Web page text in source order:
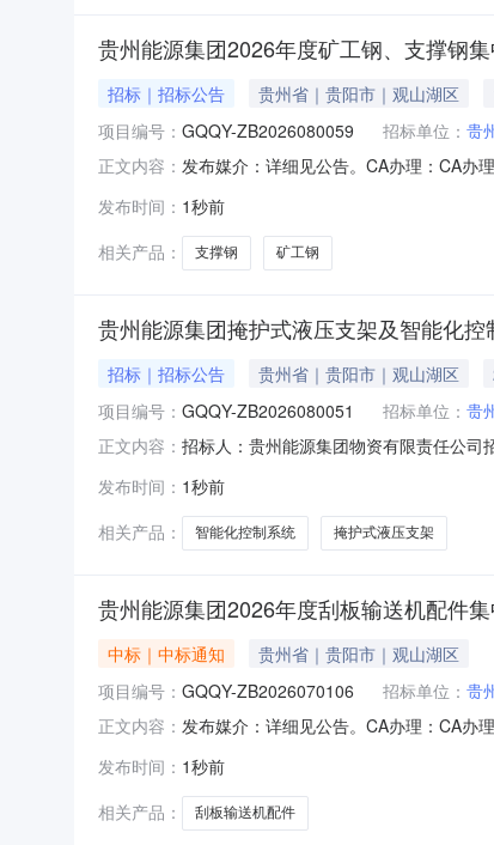
贵州能源集团2026年度矿工钢、支撑钢
招标｜招标公告 贵州省｜贵阳市｜观山湖区
项目编号： GQQY-ZB2026080059 招标单位： 贵
正文内容： 发布媒介：详细见公告。CA办理：CA办
况:2.1项目名称：贵州能源集团2026年度
发布时间： 1秒前
相关产品：
支撑钢 矿工钢
贵州能源集团掩护式液压支架及智能化
招标｜招标公告 贵州省｜贵阳市｜观山湖区
项目编号： GQQY-ZB2026080051 招标单位： 贵
正文内容： 招标人：贵州能源集团物资有限责任公
山湖区1.6资金来源：自筹资金1.7招标条
目
发布时间： 1秒前
相关产品：
智能化控制系统 掩护式液压支架
贵州能源集团2026年度刮板输送机配件
中标｜中标通知
贵州省｜贵阳市｜观山湖区
项目编号： GQQY-ZB2026070106 招标单位： 贵
正文内容： 发布媒介：详细见公告。CA办理：CA办
州能源集团所属及实际管理的煤炭企业
产
发布时间： 1秒前
相关产品：
刮板输送机配件